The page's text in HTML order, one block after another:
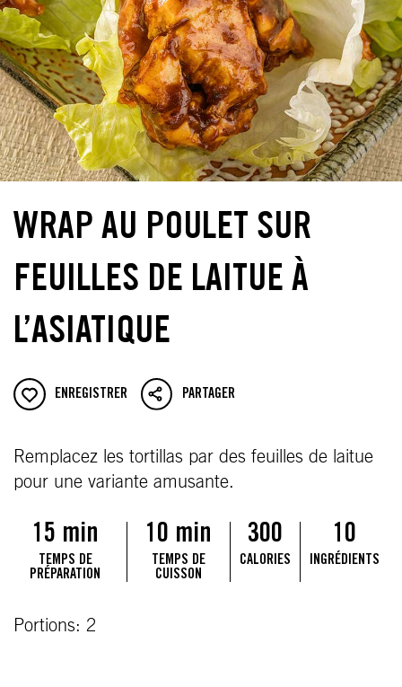
WRAP AU POULET SUR
FEUILLES DE LAITUE À
L’ASIATIQUE
ENREGISTRER PARTAGER
Remplacez les tortillas par des feuilles de laitue
pour une variante amusante.
15 min
TEMPS DE
PRÉPARATION
10 min
TEMPS DE
CUISSON
300
CALORIES
10
INGRÉDIENTS
Portions: 2